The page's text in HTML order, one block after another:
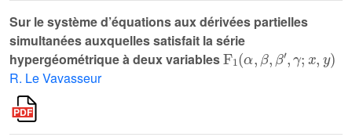
Sur le système d’équations aux dérivées partielles
simultanées auxquelles satisfait la série
hypergéométrique à deux variables
F1α ',
R. Le Vavasseur